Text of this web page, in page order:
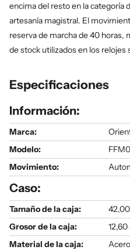
encima del resto en la categoría
artesanía magistral. El
reserva de marcha de 40
de stock utilizados en los relojes
Especificaciones
Información:
Marca:
Modelo:
Movimiento:
Caso:
Tamaño de la caja:
Grosor de la caja:
Material de la caja: